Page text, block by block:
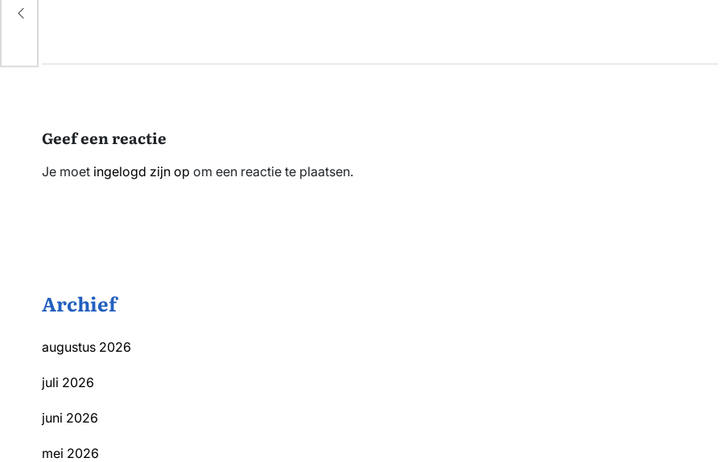
Geef een reactie
Je moet ingelogd zijn op om een reactie te plaatsen.
Archief
augustus 2026
juli 2026
juni 2026
mei 2026